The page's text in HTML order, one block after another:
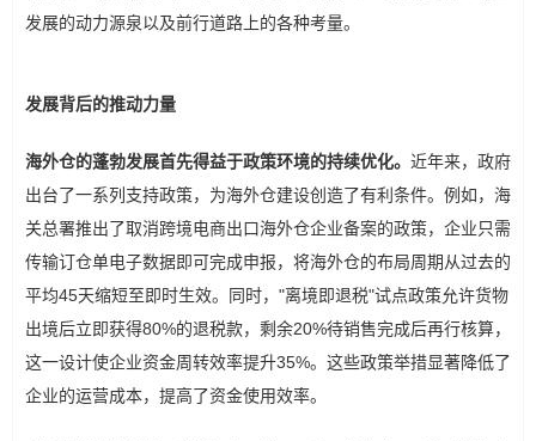
发展的动力源泉以及前行道路上的各种考量。
发展背后的推动力量
海外仓的蓬勃发展首先得益于政策环境的持续优化。 近年来，政府
出台了一系列支持政策，为海外仓建设创造了有利条件。例如，海
关总署推出了取消跨境电商出口海外仓企业备案的政策，企业只需
传输订仓单电子数据即可完成申报，将海外仓的布局周期从过去的
平均45天缩短至即时生效。同时，"离境即退税"试点政策允许货物
出境后立即获得80%的退税款，剩余20%待销售完成后再行核算，
这一设计使企业资金周转效率提升35%。这些政策举措显著降低了
企业的运营成本，提高了资金使用效率。